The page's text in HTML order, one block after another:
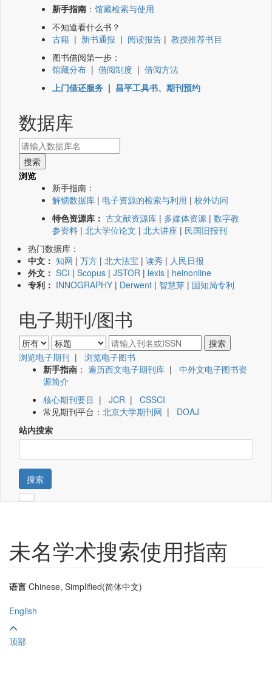
新手指南 ： 馆藏检索与使用
不知道看什么书？
古籍 | 新书通报 | 阅读报告 | 教授推荐书目
图书借阅第一步：
馆藏分布 | 借阅制度 | 借阅方法
上门借还服务 | 昌平工具书、期刊预约
数据库
浏览
新手指南：
解锁数据库 | 电子资源的检索与利用 | 校外访问
特色资源库： 古文献资源库 | 多媒体资源 | 数字教
参资料 | 北大学位论文 | 北大讲座 | 民国旧报刊
热门数据库：
中文： 知网 | 万方 | 北大法宝 | 读秀 | 人民日报
外文： SCI | Scopus | JSTOR | lexis | heinonline
专利： INNOGRAPHY | Derwent | 智慧芽 | 国知局专利
电子期刊/图书
浏览电子期刊 | 浏览电子图书
新手指南 ： 遍历西文电子期刊库 | 中外文电子图书资
源简介
核心期刊要目 | JCR | CSSCI
常见期刊平台： 北京大学期刊网 | DOAJ
站内搜索
搜索
未名学术搜索使用指南
语言 Chinese, Simplified(简体中文)
English
顶部